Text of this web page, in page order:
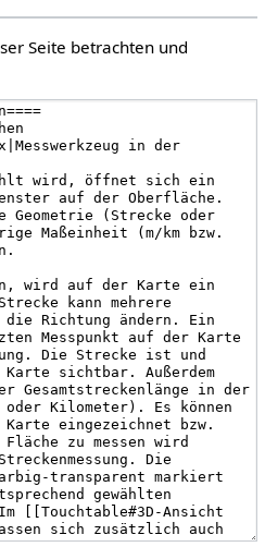
Seite betrachten und